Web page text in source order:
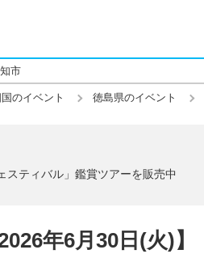
市
国のイベント 徳島県のイベント
スティバル」鑑賞ツアーを販売中
年6月30日(火)】